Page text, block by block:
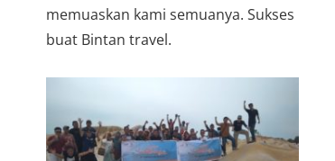
memuaskan kami semuanya. Sukses
buat Bintan travel.